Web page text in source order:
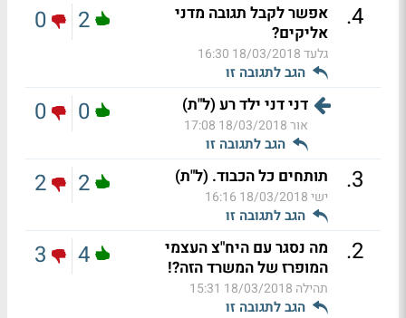
4
.
אפשר לקבל תגובה מדני
אליקים?
גלעד18/03/2018 16:30
הגב לתגובה זו
2
0
דני דני ילד רע (ל"ת)
אור18/03/2018 17:08
הגב לתגובה זו
0
0
3
. תותחים כל הכבוד. (ל"ת)
ישי18/03/2018 16:16
הגב לתגובה זו
2
2
2
.
מה נסגר עם היח"צ העצמי
המופרז של המשרד הזה?!
תהילה 18/03/2018 15:31
הגב לתגובה זו
4
3